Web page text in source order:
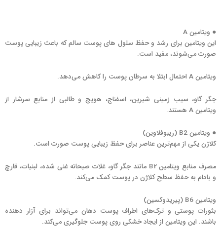
● ویتامین A
این ویتامین برای رشد و حفظ سلول های پوست سالم که باعث زیبایی پوست
صورت می‌شوند، مفید است.
ویتامین A احتمال ابتلا به سرطان پوست را کاهش می‌دهد.
جگر گاو، سیب زمینی شیرین، اسفناج، هویج و طالبی از منابع سرشار از
ویتامین A هستند.
● ویتامین B2 (ریبوفلاوین)
کلاژن یکی از مهم‌ترین عناصر برای حفظ زیبایی پوست صورت است.
مصرف منابع ویتامین B2 مانند جگر گاو، غلات صبحانه غنی شده، لبنیات، قارچ
و بادام به حفظ سطح کلاژن در پوست کمک می‌کند.
ویتامین B6 (پیریدوکسین)
بثورات پوستی و ترک‌های اطراف پوست دهان می‌تواند برای آزار دهنده
باشند. این ویتامین از ایجاد خشکی روی پوست جلوگیری می‌کند.